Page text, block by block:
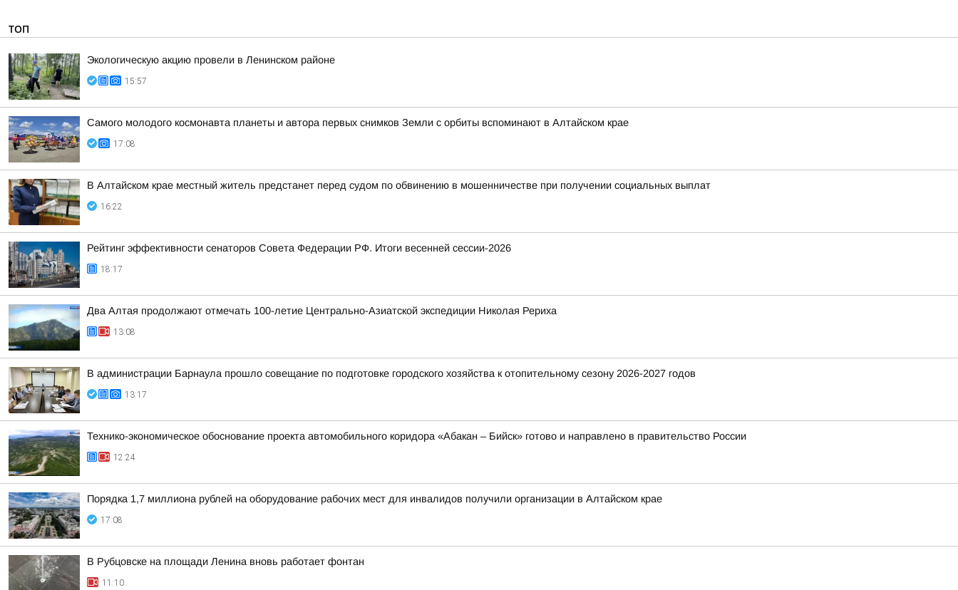
ТОП
Экологическую акцию провели в Ленинском районе
15:57
Самого молодого космонавта планеты и автора первых снимков Земли с орбиты вспоминают в Алтайском крае
17:08
В Алтайском крае местный житель предстанет перед судом по обвинению в мошенничестве при получении социальных выплат
16:22
Рейтинг эффективности сенаторов Совета Федерации РФ. Итоги весенней сессии-2026
18:17
Два Алтая продолжают отмечать 100-летие Центрально-Азиатской экспедиции Николая Рериха
13:08
В администрации Барнаула прошло совещание по подготовке городского хозяйства к отопительному сезону 2026-2027 годов
13:17
Технико-экономическое обоснование проекта автомобильного коридора «Абакан – Бийск» готово и направлено в правительство России
12:24
Порядка 1,7 миллиона рублей на оборудование рабочих мест для инвалидов получили организации в Алтайском крае
17:08
В Рубцовске на площади Ленина вновь работает фонтан
11:10